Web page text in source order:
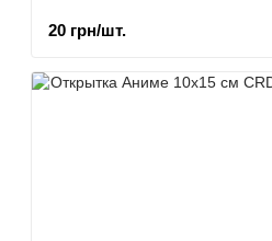
20 грн/шт.